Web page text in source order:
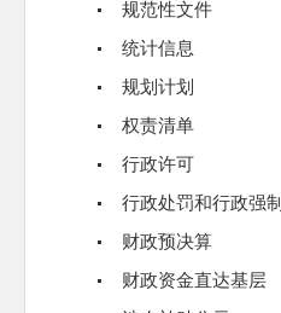
规范性文件
统计信息
规划计划
权责清单
行政许可
行政处罚和行政强制
财政预决算
财政资金直达基层